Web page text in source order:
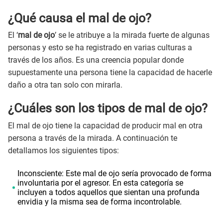
¿Qué causa el mal de ojo?
El ‘mal de ojo’ se le atribuye a la mirada fuerte de algunas
personas y esto se ha registrado en varias culturas a
través de los años. Es una creencia popular donde
supuestamente una persona tiene la capacidad de hacerle
daño a otra tan solo con mirarla.
¿Cuáles son los tipos de mal de ojo?
El mal de ojo tiene la capacidad de producir mal en otra
persona a través de la mirada. A continuación te
detallamos los siguientes tipos:
Inconsciente: Este mal de ojo sería provocado de forma
involuntaria por el agresor. En esta categoría se
incluyen a todos aquellos que sientan una profunda
envidia y la misma sea de forma incontrolable.